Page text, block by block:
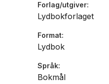
Forlag/utgiver
Lydbokforlaget
Format
Lydbok
Språk
Bokmål